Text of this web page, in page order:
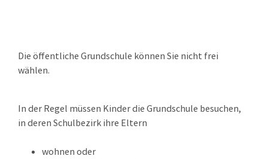
Die öffentliche Grundschule können Sie nicht frei
wählen.
In der Regel müssen Kinder die Grundschule besuchen,
in deren Schulbezirk ihre Eltern
wohnen oder